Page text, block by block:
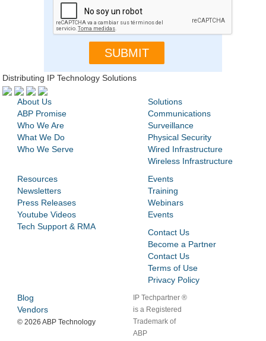
Distributing IP Technology Solutions
About Us
ABP Promise
Who We Are
What We Do
Who We Serve
Solutions
Communications
Surveillance
Physical Security
Wired Infrastructure
Wireless Infrastructure
Resources
Newsletters
Press Releases
Youtube Videos
Tech Support & RMA
Events
Training
Webinars
Events
Contact Us
Become a Partner
Contact Us
Terms of Use
Privacy Policy
Blog
Vendors
©2026 ABP Technology
IP Techpartner ®
is a Registered
Trademark of
ABP